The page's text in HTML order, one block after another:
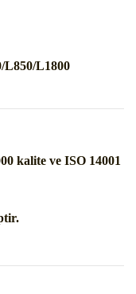
L850/L1800
kalite ve ISO 14001